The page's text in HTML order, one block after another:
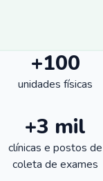
+100
unidades físicas
+3 mil
clínicas e postos de
coleta de exames